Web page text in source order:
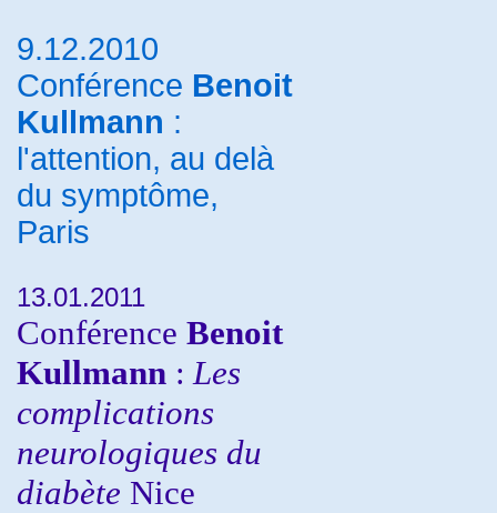
9.12.2010
Conférence Benoit
Kullmann :
l'attention, au delà
du symptôme,
Paris
13.01.2011
Conférence Benoit
Kullmann : Les
complications
neurologiques du
diabète Nice